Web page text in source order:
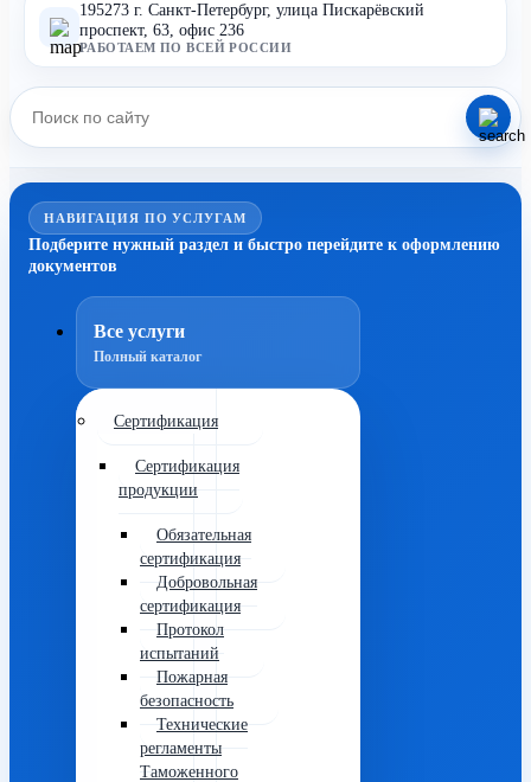
195273 г. Санкт-Петербург, улица Пискарёвский
проспект, 63, офис 236
РАБОТАЕМ ПО ВСЕЙ РОССИИ
НАВИГАЦИЯ ПО УСЛУГАМ
Подберите нужный раздел и быстро перейдите к оформлению
документов
Все услуги
Полный каталог
Сертификация
Сертификация
продукции
Обязательная
сертификация
Добровольная
сертификация
Протокол
испытаний
Пожарная
безопасность
Технические
регламенты
Таможенного